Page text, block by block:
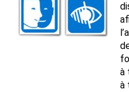
à
à